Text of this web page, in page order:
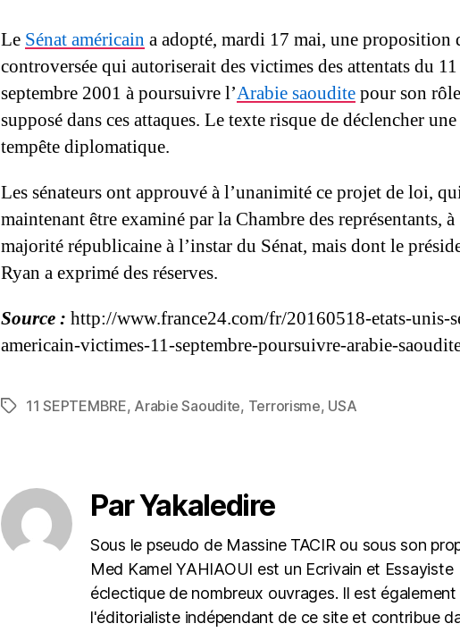
Le Sénat américain a adopté, mardi 17 mai, une proposition
controversée qui autoriserait des victimes des attentats du 11
septembre 2001 à poursuivre l’Arabie saouditepour son rôle
supposé dans ces attaques. Le texte risque de déclencher une
tempête diplomatique.
Les sénateurs ont approuvé à l’unanimité ce projet de loi,
maintenant être examiné par la Chambre des représentants, à
majorité républicaine à l’instar du Sénat, mais dont le
Ryan a exprimé des réserves.
Source : http://www.france24.com/fr/20160518-etats-unis-
americain-victimes-11-septembre-poursuivre-arabie-
Étiquettes
11 SEPTEMBRE, Arabie Saoudite, Terrorisme, USA
Par Yakaledire
Sous le pseudo de Massine TACIR ou sous son
Med Kamel YAHIAOUI est un Ecrivain et Essayiste
éclectique de nombreux ouvrages. Il est également
l'éditorialiste indépendant de ce site et contribue